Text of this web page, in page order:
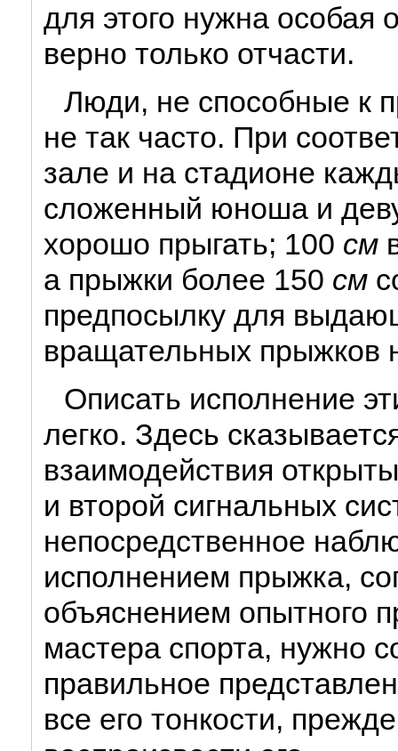
для этого нужна особая
верно только отчасти.
Люди, не способные к
не так часто. При
зале и на стадионе
сложенный юноша и
хорошо прыгать; 100 см
а прыжки более 150 см
предпосылку для
вращательных прыжков
Описать исполнение
легко. Здесь
взаимодействия
и второй сигнальных
непосредственное
исполнением прыжка,
объяснением опытного
мастера спорта, нужно
правильное
все его тонкости,